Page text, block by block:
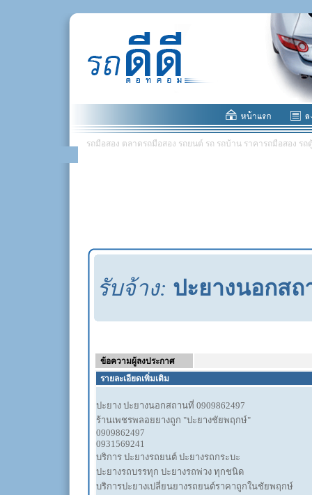
รถมือสอง ตลาดรถมือสอง รถยนต์ รถ รถบ้าน ราคารถมือสอง รถ
รับจ้าง: ปะยางนอกสถ
ข้อความผู้ลงประกาศ
รายละเอียดเพิ่มเติม
ปะยาง ปะยางนอกสถานที่ 0909862497
ร้านเพชรพลอยยางถูก "ปะยางชัยพฤกษ์"
0909862497
0931569241
บริการ ปะยางรถยนต์ ปะยางรถกระบะ
ปะยางรถบรรทุก ปะยางรถพ่วง ทุกชนิด
บริการปะยางเปลี่ยนยางรถยนต์ราคาถูกในชัยพฤกษ์